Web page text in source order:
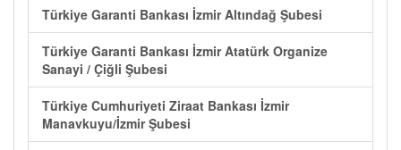
Türkiye Garanti Bankası İzmir Altındağ Şubesi
Türkiye Garanti Bankası İzmir Atatürk Organize
Sanayi / Çiğli Şubesi
Türkiye Cumhuriyeti Ziraat Bankası İzmir
Manavkuyu/İzmir Şubesi